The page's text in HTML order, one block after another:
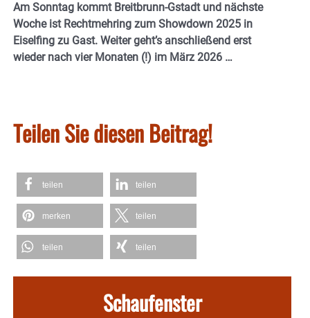
Am Sonntag kommt Breitbrunn-Gstadt und nächste
Woche ist Rechtmehring zum Showdown 2025 in
Eiselfing zu Gast. Weiter geht’s anschließend erst
wieder nach vier Monaten (!) im März 2026 …
Teilen Sie diesen Beitrag!
teilen teilen
merken teilen
teilen teilen
Schaufenster